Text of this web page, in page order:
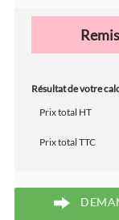
Résultat de votre
Prix total HT
Prix total TTC